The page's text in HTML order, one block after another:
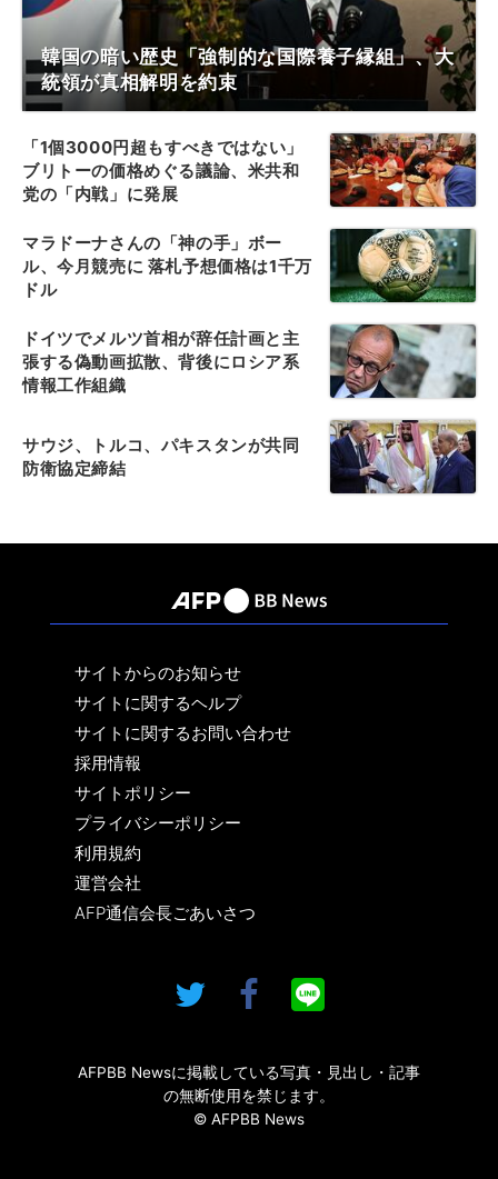
韓国の暗い歴史「強制的な国際養子縁組」、大
統領が真相解明を約束
「1個3000円超もすべきではない」
ブリトーの価格めぐる議論、米共和
党の「内戦」に発展
マラドーナさんの「神の手」ボー
ル、今月競売に 落札予想価格は1千万
ドル
ドイツでメルツ首相が辞任計画と主
張する偽動画拡散、背後にロシア系
情報工作組織
サウジ、トルコ、パキスタンが共同
防衛協定締結
サイトからのお知らせ
サイトに関するヘルプ
サイトに関するお問い合わせ
採用情報
サイトポリシー
プライバシーポリシー
利用規約
運営会社
AFP通信会長ごあいさつ
AFPBB Newsに掲載している写真・見出し・記事
の無断使用を禁じます。
© AFPBB News